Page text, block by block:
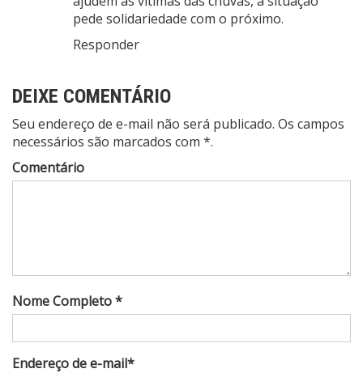
pede solidariedade com o próximo.
Responder
DEIXE COMENTÁRIO
Seu endereço de e-mail não será publicado. Os campos
necessários são marcados com *.
Comentário
Nome Completo *
Endereço de e-mail*